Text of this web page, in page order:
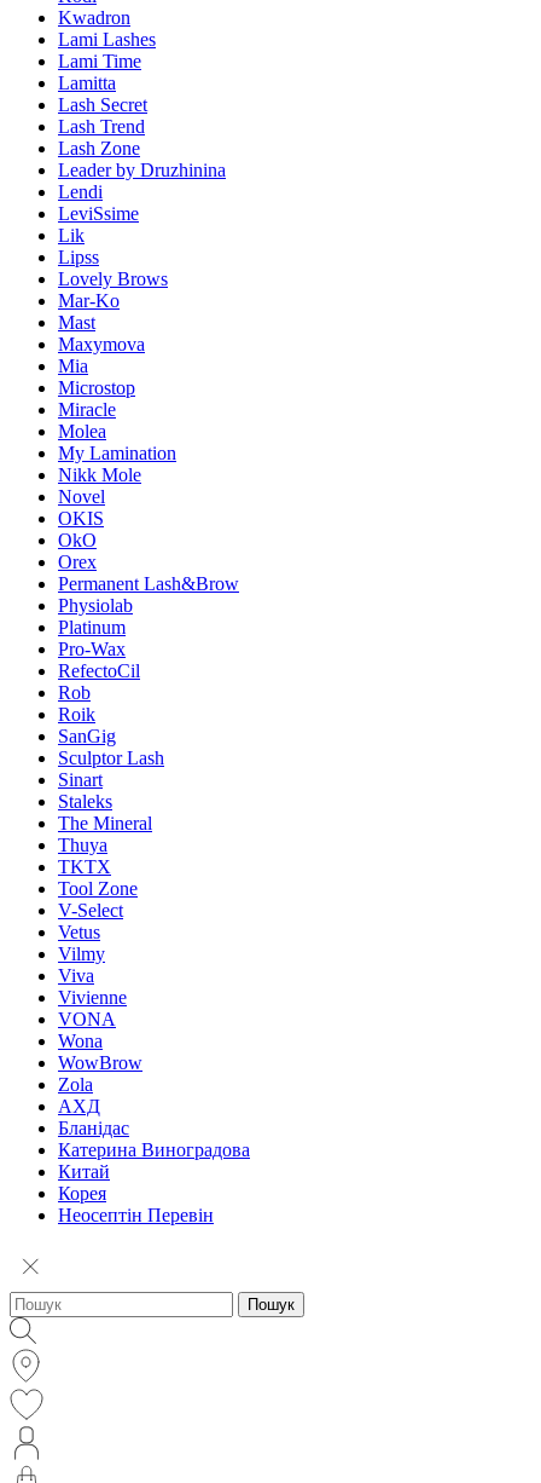
Kwadron
Lami Lashes
Lami Time
Lamitta
Lash Secret
Lash Trend
Lash Zone
Leader by Druzhinina
Lendi
LeviSsime
Lik
Lipss
Lovely Brows
Mar-Ko
Mast
Maxymova
Mia
Microstop
Miracle
Molea
My Lamination
Nikk Mole
Novel
OKIS
OkO
Orex
Permanent Lash&Brow
Physiolab
Platinum
Pro-Wax
RefectoCil
Rob
Roik
SanGig
Sculptor Lash
Sinart
Staleks
The Mineral
Thuya
TKTX
Tool Zone
V-Select
Vetus
Vilmy
Viva
Vivienne
VONA
Wona
WowBrow
Zola
АХД
Бланідас
Катерина Виноградова
Китай
Корея
Неосептін Перевін
Пошук